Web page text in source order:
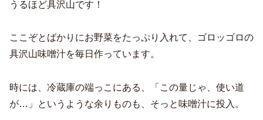
うるほど具沢山です！
ここぞとばかりにお野菜をたっぷり入れて、ゴロッゴロの
具沢山味噌汁を毎日作っています。
時には、冷蔵庫の端っこにある、「この量じゃ、使い道
が…」というような余りものも、そっと味噌汁に投入。